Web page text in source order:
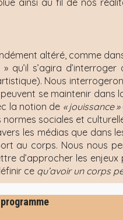
ainsi au fil de nos
altéré, comme
qu’il s’agira
Nous
se maintenir dans
la notion de « jouissance »
sociales et
les médias que dans
au corps. Nous nous
d’approcher les enjeux
ce qu’avoir un corps